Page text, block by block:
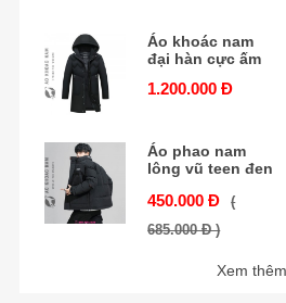
Áo khoác nam
đại hàn cực ấm
1.200.000 Đ
Áo phao nam
lông vũ teen đen
450.000 Đ
(
685.000 Đ )
Xem thêm